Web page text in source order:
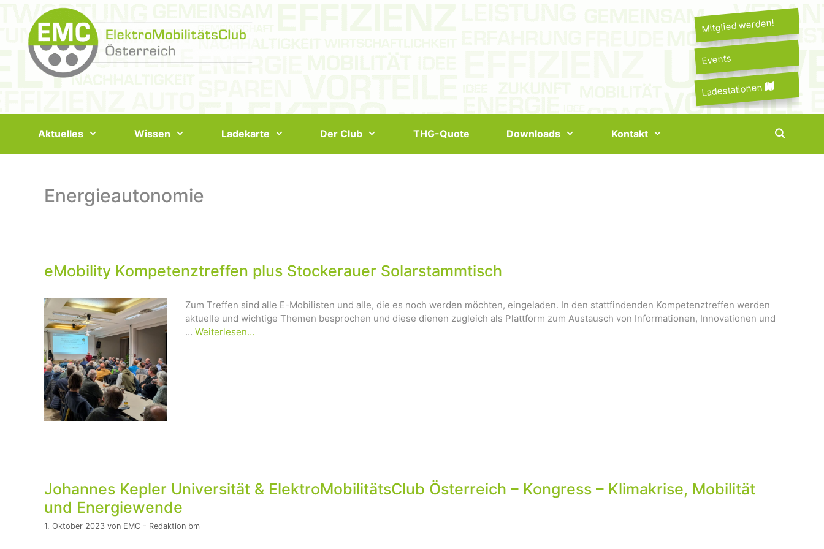
Mitglied werden!
Events
Ladestationen
Aktuelles Wissen Ladekarte Der Club THG-Quote Downloads Kontakt
Energieautonomie
eMobility Kompetenztreffen plus Stockerauer Solarstammtisch
Zum Treffen sind alle E-Mobilisten und alle, die es noch werden möchten, eingeladen. In den stattfindenden Kompetenztreffen werden
aktuelle und wichtige Themen besprochen und diese dienen zugleich als Plattform zum Austausch von Informationen, Innovationen und
… Weiterlesen…
Johannes Kepler Universität & ElektroMobilitätsClub Österreich – Kongress – Klimakrise, Mobilität
und Energiewende
1. Oktober 2023 von EMC - Redaktion bm